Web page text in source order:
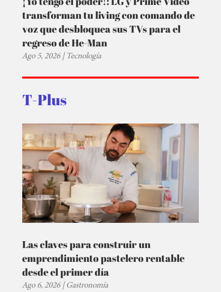
transforman tu living con comando de
voz que desbloquea sus TVs para el
regreso de He-Man
Ago 5, 2026|Tecnología
T-Plus
Las claves para construir un
emprendimiento pastelero rentable
desde el primer día
Ago 6, 2026|Gastronomía